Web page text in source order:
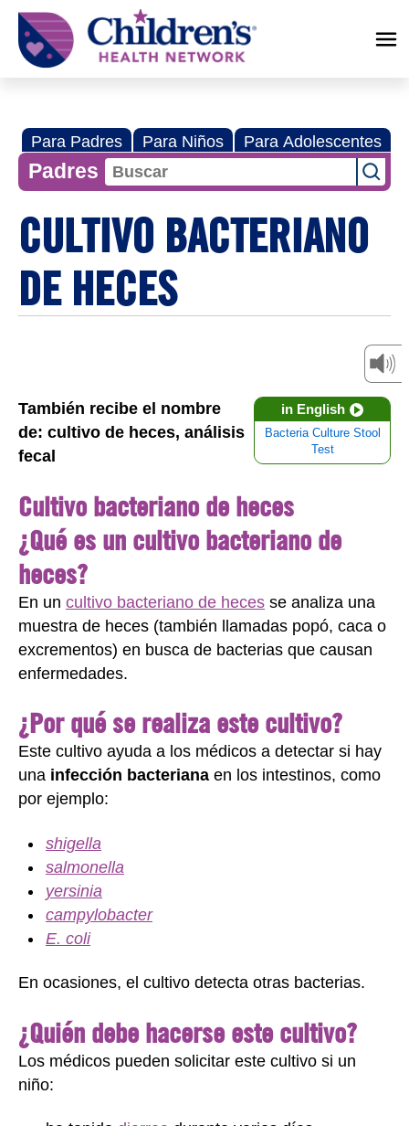
Children's
Health
Network
Para Padres Para Niños Para Adolescentes
Padres
CULTIVO BACTERIANO
DE HECES
in English
Bacteria Culture Stool
Test
También recibe el nombre
de: cultivo de heces, análisis
fecal
Cultivo bacteriano de heces
¿Qué es un cultivo bacteriano de
heces?
En un cultivo bacteriano de heces se analiza una
muestra de heces (también llamadas popó, caca o
excrementos) en busca de bacterias que causan
enfermedades.
¿Por qué se realiza este cultivo?
Este cultivo ayuda a los médicos a detectar si hay
una infección bacteriana en los intestinos, como
por ejemplo:
shigella
salmonella
yersinia
campylobacter
E. coli
En ocasiones, el cultivo detecta otras bacterias.
¿Quién debe hacerse este cultivo?
Los médicos pueden solicitar este cultivo si un
niño: